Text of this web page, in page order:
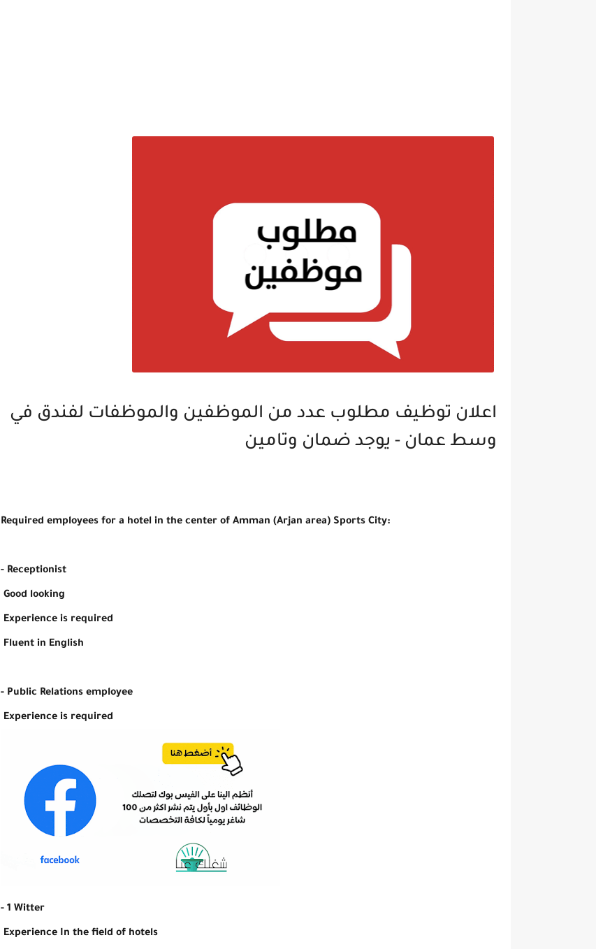
اعلان توظيف مطلوب عدد من الموظفين والموظفات لفندق في
وسط عمان - يوجد ضمان وتامين
Required employees for a hotel in the center of Amman (Arjan area) Sports City:
- Receptionist
Good looking
Experience is required
Fluent in English
- Public Relations employee
Experience is required
- 1 Witter
Experience In the field of hotels